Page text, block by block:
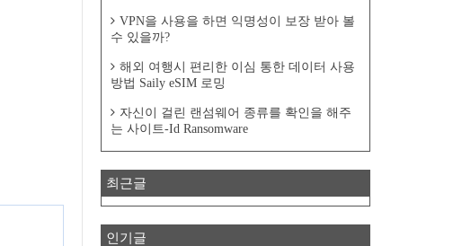
VPN을 사용을 하면 익명성이 보장 받아 볼
수 있을까?
해외 여행시 편리한 이심 통한 데이터 사용
방법 Saily eSIM 로밍
자신이 걸린 랜섬웨어 종류를 확인을 해주
는 사이트-Id Ransomware
최근글
인기글